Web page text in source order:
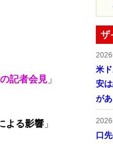
記者会見 」
よる影響 」
ザ
米
安
が
口